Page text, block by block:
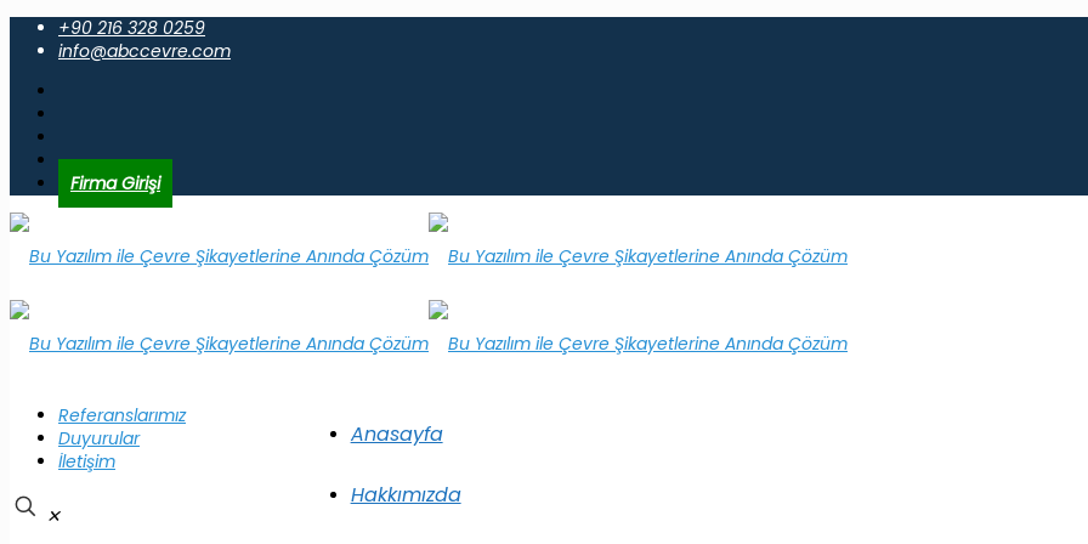
+90 216 328 0259
info@abccevre.com
Firma Girişi
Anasayfa
Hakkımızda
Referanslarımız
Duyurular
İletişim
✕